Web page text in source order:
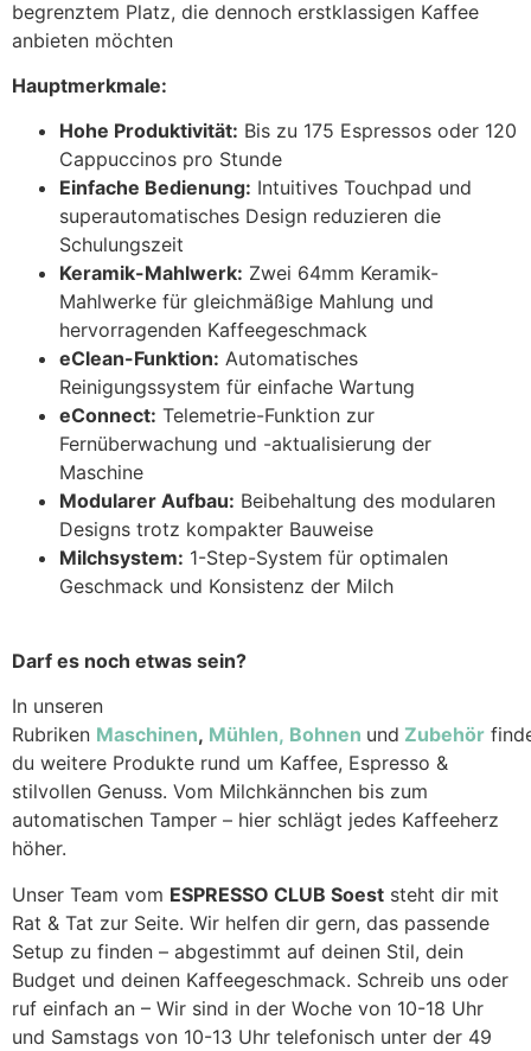
begrenztem Platz, die dennoch erstklassigen Kaffee
anbieten möchten
Hauptmerkmale:
Hohe Produktivität: Bis zu 175 Espressos oder 120
Cappuccinos pro Stunde
Einfache Bedienung: Intuitives Touchpad und
superautomatisches Design reduzieren die
Schulungszeit
Keramik-Mahlwerk: Zwei 64mm Keramik-
Mahlwerke für gleichmäßige Mahlung und
hervorragenden Kaffeegeschmack
eClean-Funktion: Automatisches
Reinigungssystem für einfache Wartung
eConnect: Telemetrie-Funktion zur
Fernüberwachung und -aktualisierung der
Maschine
Modularer Aufbau: Beibehaltung des modularen
Designs trotz kompakter Bauweise
Milchsystem: 1-Step-System für optimalen
Geschmack und Konsistenz der Milch
Darf es noch etwas sein?
In unseren
Rubriken Maschinen, Mühlen, Bohnen und Zubehör
du weitere Produkte rund um Kaffee, Espresso &
stilvollen Genuss. Vom Milchkännchen bis zum
automatischen Tamper – hier schlägt jedes Kaffeeherz
höher.
Unser Team vom ESPRESSO CLUB Soest steht dir mit
Rat & Tat zur Seite. Wir helfen dir gern, das passende
Setup zu finden – abgestimmt auf deinen Stil, dein
Budget und deinen Kaffeegeschmack. Schreib uns oder
ruf einfach an – Wir sind in der Woche von 10-18 Uhr
und Samstags von 10-13 Uhr telefonisch unter der 49